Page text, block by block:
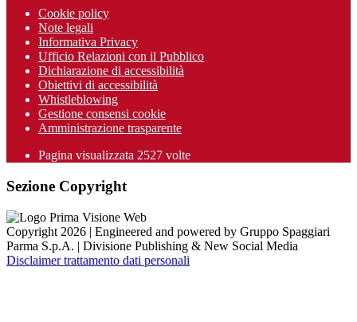
Cookie policy
Note legali
Informativa Privacy
Ufficio Relazioni con il Pubblico
Dichiarazione di accessibilità
Obiettivi di accessibilità
Whistleblowing
Gestione consensi cookie
Amministrazione trasparente
Pagina visualizzata 2527 volte
Sezione Copyright
Copyright 2026 | Engineered and powered by Gruppo Spaggiari
Parma S.p.A. | Divisione Publishing & New Social Media
Disclaimer trattamento dati personali